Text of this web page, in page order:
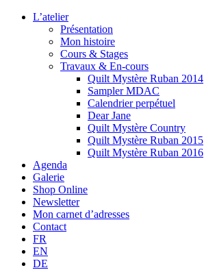
L’atelier
Présentation
Mon histoire
Cours & Stages
Travaux & En-cours
Quilt Mystère Ruban 2014
Sampler MDAC
Calendrier perpétuel
Dear Jane
Quilt Mystère Country
Quilt Mystère Ruban 2015
Quilt Mystère Ruban 2016
Agenda
Galerie
Shop Online
Newsletter
Mon carnet d’adresses
Contact
FR
EN
DE